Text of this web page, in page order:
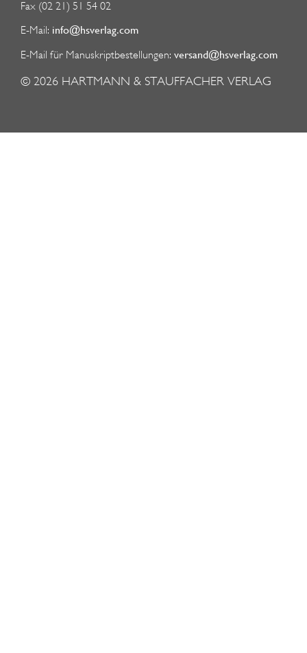
Fax (02 21) 51 54 02
E-Mail: info@hsverlag.com
E-Mail für Manuskriptbestellungen: versand@hsverlag.com
© 2026 HARTMANN & STAUFFACHER VERLAG